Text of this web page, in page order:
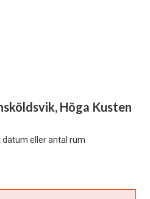
Höga Kusten
datum eller antal rum